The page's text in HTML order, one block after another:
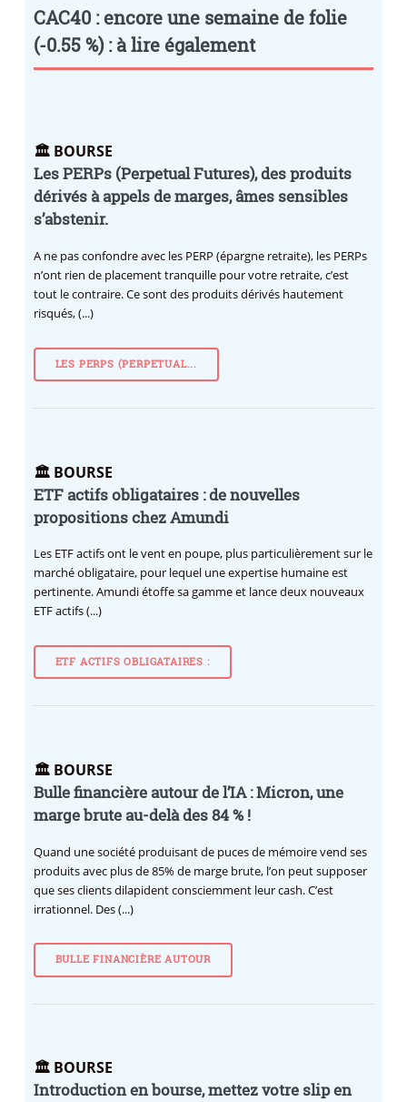
CAC40 : encore une semaine de folie
(-0.55 %) : à lire également
🏛️ BOURSE
Les PERPs (Perpetual Futures), des produits
dérivés à appels de marges, âmes sensibles
s’abstenir.
A ne pas confondre avec les PERP (épargne retraite), les PERPs
n’ont rien de placement tranquille pour votre retraite, c’est
tout le contraire. Ce sont des produits dérivés hautement
risqués, (...)
LES PERPS (PERPETUAL...
🏛️ BOURSE
ETF actifs obligataires : de nouvelles
propositions chez Amundi
Les ETF actifs ont le vent en poupe, plus particulièrement sur le
marché obligataire, pour lequel une expertise humaine est
pertinente. Amundi étoffe sa gamme et lance deux nouveaux
ETF actifs (...)
ETF ACTIFS OBLIGATAIRES :
🏛️ BOURSE
Bulle financière autour de l’IA : Micron, une
marge brute au-delà des 84 % !
Quand une société produisant de puces de mémoire vend ses
produits avec plus de 85% de marge brute, l’on peut supposer
que ses clients dilapident consciemment leur cash. C’est
irrationnel. Des (...)
BULLE FINANCIÈRE AUTOUR
🏛️ BOURSE
Introduction en bourse, mettez votre slip en